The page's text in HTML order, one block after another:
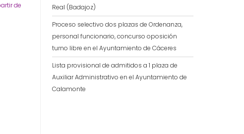
de
Real (Badajoz)
Proceso selectivo dos plazas de Ordenanza,
personal funcionario, concurso oposición
turno libre en el Ayuntamiento de Cáceres
Lista provisional de admitidos a 1 plaza de
Auxiliar Administrativo en el Ayuntamiento de
Calamonte